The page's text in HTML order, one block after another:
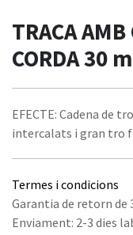
TRACA
CORDA 30
EFECTE: Cadena de
intercalats i gran tro
Termes i condicions
Garantia de retorn de
Enviament: 2-3 dies